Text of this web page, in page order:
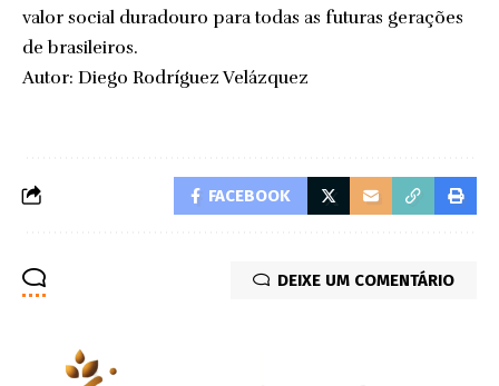
valor social duradouro para todas as futuras gerações
de brasileiros.
Autor: Diego Rodríguez Velázquez
FACEBOOK
DEIXE UM COMENTÁRIO